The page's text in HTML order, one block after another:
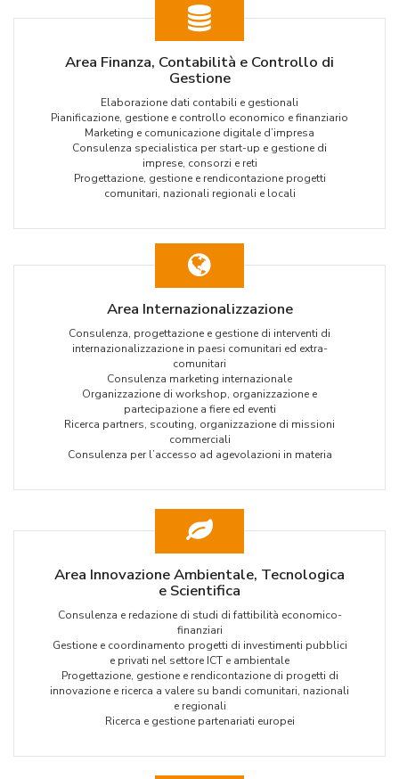
Area Finanza, Contabilità e Controllo di
Gestione
Elaborazione dati contabili e gestionali
Pianificazione, gestione e controllo economico e finanziario
Marketing e comunicazione digitale d’impresa
Consulenza specialistica per start-up e gestione di
imprese, consorzi e reti
Progettazione, gestione e rendicontazione progetti
comunitari, nazionali regionali e locali
Area Internazionalizzazione
Consulenza, progettazione e gestione di interventi di
internazionalizzazione in paesi comunitari ed extra-
comunitari
Consulenza marketing internazionale
Organizzazione di workshop, organizzazione e
partecipazione a fiere ed eventi
Ricerca partners, scouting, organizzazione di missioni
commerciali
Consulenza per l’accesso ad agevolazioni in materia
Area Innovazione Ambientale, Tecnologica
e Scientifica
Consulenza e redazione di studi di fattibilità economico-
finanziari
Gestione e coordinamento progetti di investimenti pubblici
e privati nel settore ICT e ambientale
Progettazione, gestione e rendicontazione di progetti di
innovazione e ricerca a valere su bandi comunitari, nazionali
e regionali
Ricerca e gestione partenariati europei